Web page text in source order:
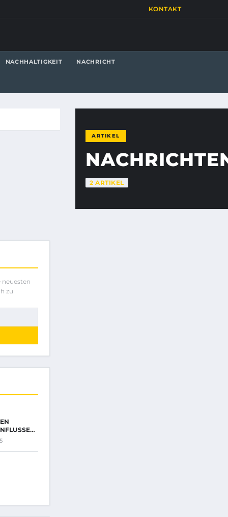
KONTAKT
NACHHALTIGKEIT NACHRICHT
ARTIKEL
2 ARTIKEL
neuesten
zu